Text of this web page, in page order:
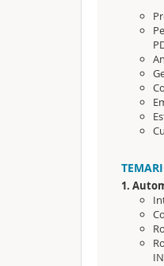
1.